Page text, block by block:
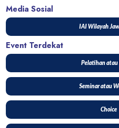
Media Sosial
IAI Wilayah
Event Terdekat
Pelatihan atau
Seminar atau
Choice